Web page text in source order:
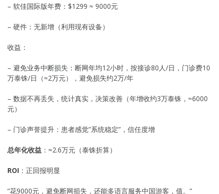
– 软佳国际版年费：$1299 ≈ 9000元
– 硬件：无新增（利用现有设备）
收益：
– 避免业务中断损失：断网年均12小时，按接诊80人/日，门诊费10
万泰铢/日（≈2万元），避免损失约2万/年
– 数据不再丢失，统计真实，决策改善（年增收约3万泰铢，≈6000
元）
– 门诊声誉提升：患者感觉”系统稳定”，信任度增
总年化收益 ：≈2.6万元（泰铢折算）
ROI ：正回报明显
“花9000元，避免断网损失，还能多语言服务中国游客，值。”